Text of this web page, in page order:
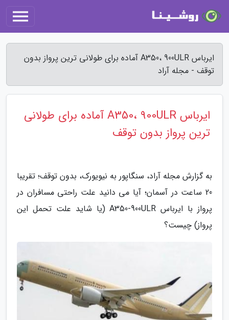
ایرباس A350، 900ULR آماده برای طولانی ترین پرواز بدون
توقف - مجله آراد
ایرباس A350، 900ULR آماده برای طولانی
ترین پرواز بدون توقف
به گزارش مجله آراد، سنگاپور به نیویورک، بدون توقف؛ تقریبا
20 ساعت در آسمان؛ آیا می دانید علت راحتی مسافران در
پرواز با ایرباس A350-900ULR (یا شاید علت تحمل این
پرواز) چیست؟